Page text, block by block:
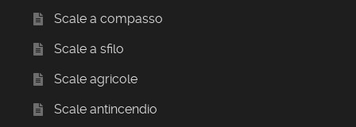
Scale a compasso
Scale a sfilo
Scale agricole
Scale antincendio